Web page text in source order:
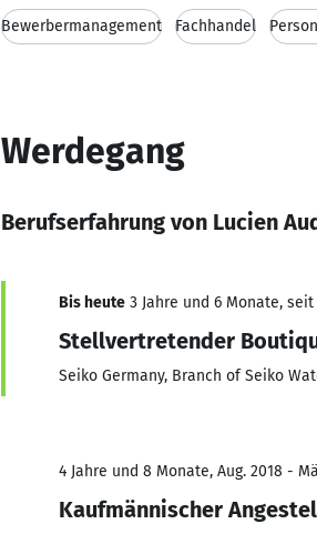
Bewerbermanagement Fachhandel
Werdegang
Berufserfahrung von Lucien
Bis heute 3 Jahre und 6 Monate, seit
Stellvertretender
Seiko Germany, Branch of Seiko
4 Jahre und 8 Monate, Aug. 2018 -
Kaufmännischer